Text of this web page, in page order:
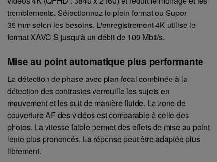
tremblements. Sélectionnez le plein format ou Super
35 mm selon les besoins. L'enregistrement 4K utilise le
format XAVC S jusqu'à un débit de 100 Mbit/s.
Mise au point automatique plus performante
La détection de phase avec plan focal combinée à la
détection des contrastes verrouille les sujets en
mouvement et les suit de manière fluide. La zone de
couverture AF des vidéos est comparable à celle des
photos. La vitesse faible permet des effets de mise au point
lente plus prononcés. La réponse peut être adaptée plus
librement.